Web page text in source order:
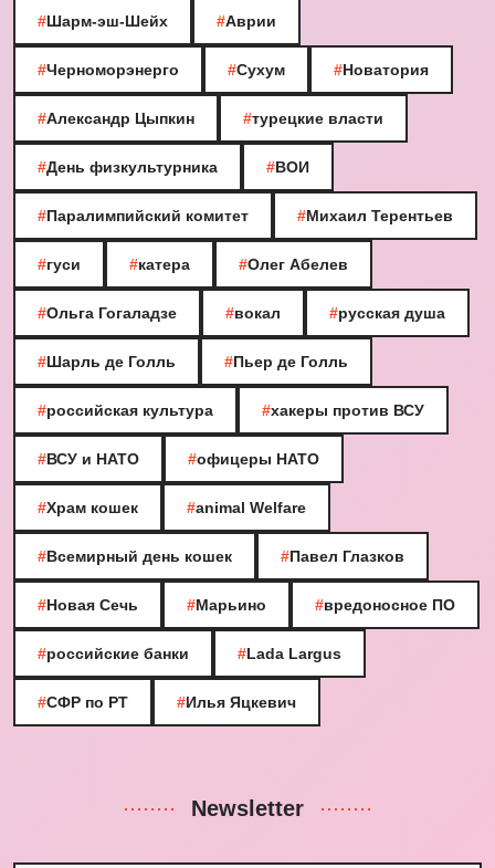
#Шарм-эш-Шейх #Аврии
#Черноморэнерго #Сухум #Новатория
#Александр Цыпкин #турецкие власти
#День физкультурника #ВОИ
#Паралимпийский комитет #Михаил Терентьев
#гуси #катера #Олег Абелев
#Ольга Гогаладзе #вокал #русская душа
#Шарль де Голль #Пьер де Голль
#российская культура #хакеры против ВСУ
#ВСУ и НАТО #офицеры НАТО
#Храм кошек #animal Welfare
#Всемирный день кошек #Павел Глазков
#Новая Сечь #Марьино #вредоносное ПО
#российские банки #Lada Largus
#СФР по РТ #Илья Яцкевич
Newsletter